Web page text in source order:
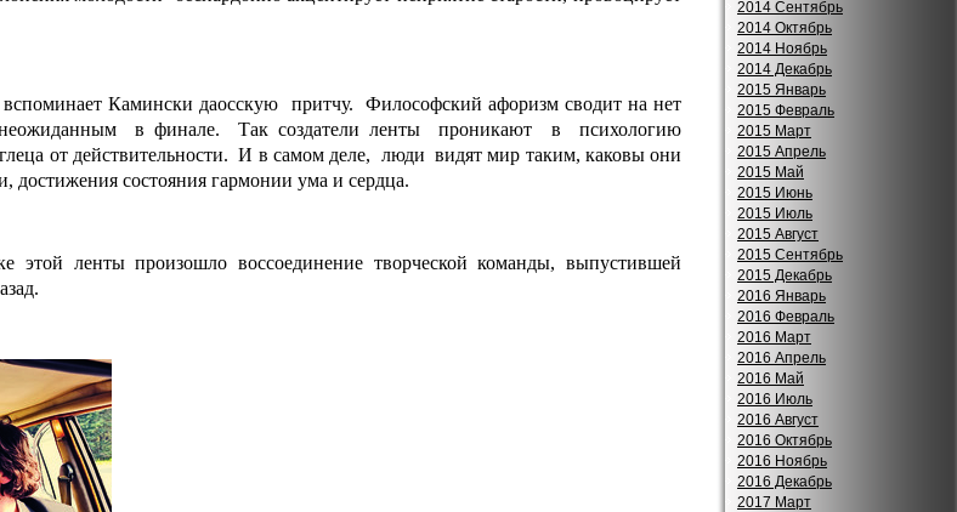
Камински даосскую притчу. Философский афоризм сводит на нет
в финале. Так создатели ленты проникают в психологию
от действительности. И в самом деле, люди видят мир таким, каковы они
состояния гармонии ума и сердца.
этой ленты произошло воссоединение творческой команды, выпустившей
2014 Сентябрь
2014 Октябрь
2014 Ноябрь
2014 Декабрь
2015 Январь
2015 Февраль
2015 Март
2015 Апрель
2015 Май
2015 Июнь
2015 Июль
2015 Август
2015 Сентябрь
2015 Декабрь
2016 Январь
2016 Февраль
2016 Март
2016 Апрель
2016 Май
2016 Июль
2016 Август
2016 Октябрь
2016 Ноябрь
2016 Декабрь
2017 Март